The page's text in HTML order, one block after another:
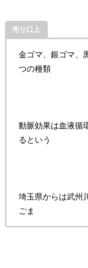
売り口上
金ゴマ、銀ゴマ、
つの種類
動脈効果は血液循
るという
埼玉県からは武州
ごま